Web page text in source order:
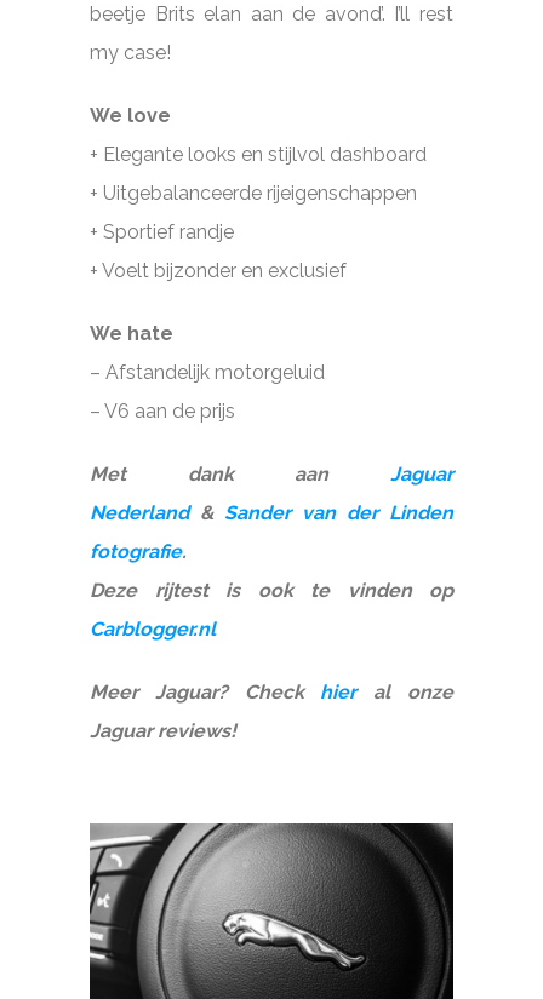
beetje Brits elan aan de avond’. I’ll rest
my case!
We love
+ Elegante looks en stijlvol dashboard
+ Uitgebalanceerde rijeigenschappen
+ Sportief randje
+ Voelt bijzonder en exclusief
We hate
– Afstandelijk motorgeluid
– V6 aan de prijs
Met dank aan Jaguar
Nederland& Sander van der Linden
fotografie.
Deze rijtest is ook te vinden op
Carblogger.nl
Meer Jaguar? Check hieral onze
Jaguar reviews!